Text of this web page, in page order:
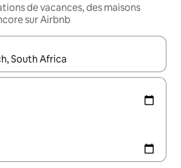
de vacances, des maisons
sur Airbnb
s'affichent, utilisez les flèches vers le